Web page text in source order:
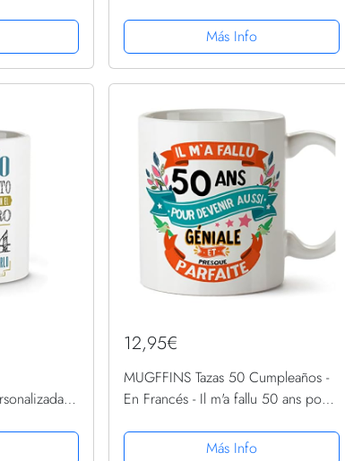
Trio de CalcetinesMás Info
12,95€
MUGFFINS Tazas 50 Cumpleaños -
En Francés - Il m'a fallu 50 ans pour
Regalo original y divertido
Más Info